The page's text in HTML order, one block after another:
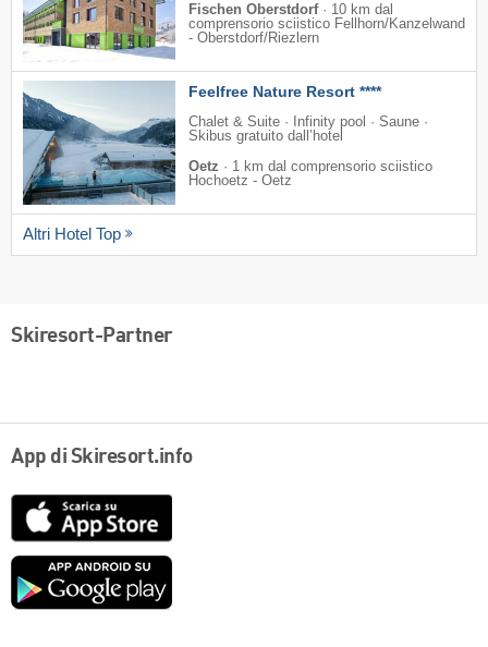
Fischen Oberstdorf· 10 km dal
comprensorio sciistico Fellhorn/​Kanzelwand
- Oberstdorf/​Riezlern
Feelfree Nature Resort ****
Chalet & Suite · Infinity pool · Saune ·
Skibus gratuito dall’hotel
Oetz · 1 km dal comprensorio sciistico
Hochoetz - Oetz
Altri Hotel Top
Skiresort-Partner
App di Skiresort.info
Google